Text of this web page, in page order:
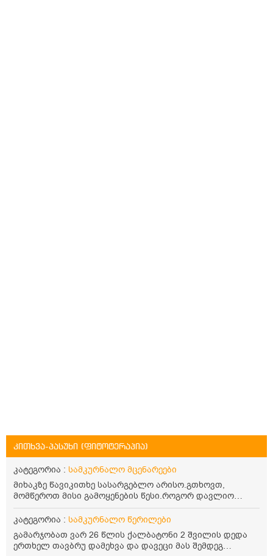
კითხვა-პასუხი (ფიტოტერაპია)
კატეგორია : სამკურნალო მცენარეები
მიხაკზე წავიკითხე სასარგებლო არისო.გთხოვთ,
მომწეროთ მისი გამოყენების წესი.როგორ დავლიო
მიხაკის ჩაი. ასევე მაინტერესებს ლეიკოციტები მაქვს
ოდნავ დაბალი და წავიკითხე ლეიკოციტების დონეს
კატეგორია : სამკურნალო წერილები
გამარჯობათ ვარ 26 წლის ქალბატონი 2 შვილის დედა
ერთხელ თავბრუ დამეხვა და დავეცი მას შემდეგ